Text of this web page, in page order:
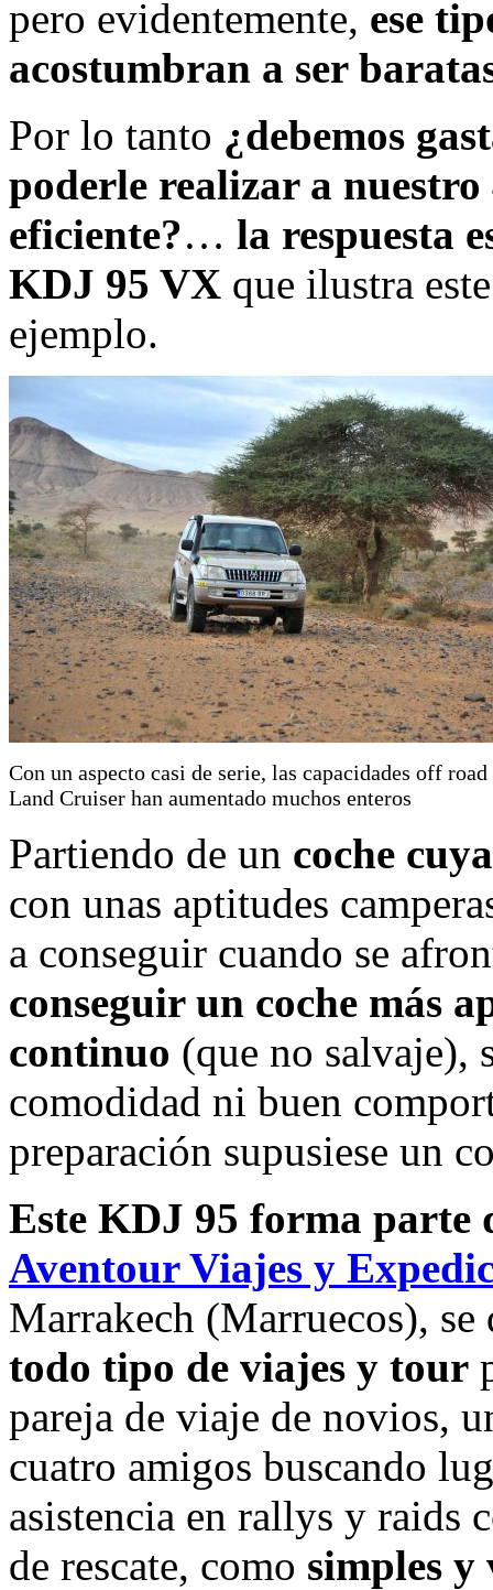
pero evidentemente, ese
acostumbran a ser
Por lo tanto ¿debemos
poderle realizar a
eficiente?… la respuesta
KDJ 95 VX que ilustra
ejemplo.
Con un aspecto casi de serie, las capacidades off road
Land Cruiser han aumentado muchos enteros
Partiendo de un coche
con unas aptitudes
a conseguir cuando se
conseguir un coche más
continuo (que no salvaje),
comodidad ni buen
preparación supusiese un
Este KDJ 95 forma parte
Aventour Viajes y
Marrakech (Marruecos), se
todo tipo de viajes y tour
pareja de viaje de novios,
cuatro amigos buscando
asistencia en rallys y raids
de rescate, como simples y